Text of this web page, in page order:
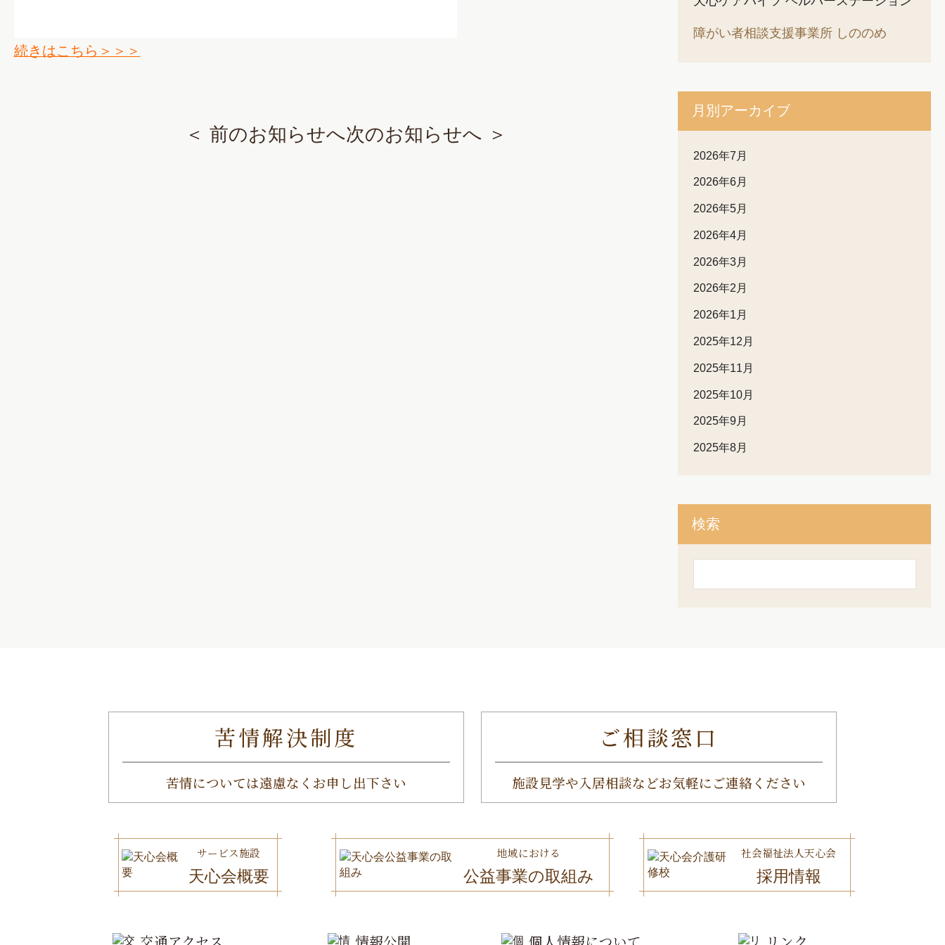
続きはこちら＞＞＞
＜ 前のお知らせへ次のお知らせへ ＞
障がい者相談支援事業所 しののめ
月別アーカイブ
2026年7月
2026年6月
2026年5月
2026年4月
2026年3月
2026年2月
2026年1月
2025年12月
2025年11月
2025年10月
2025年9月
2025年8月
検索
苦情解決制度
苦情については遠慮なくお申し出下さい
ご相談窓口
施設見学や入居相談などお気軽にご連絡ください
サービス施設
天心会概要
地域における
公益事業の取組み
社会福祉法人天心会
採用情報